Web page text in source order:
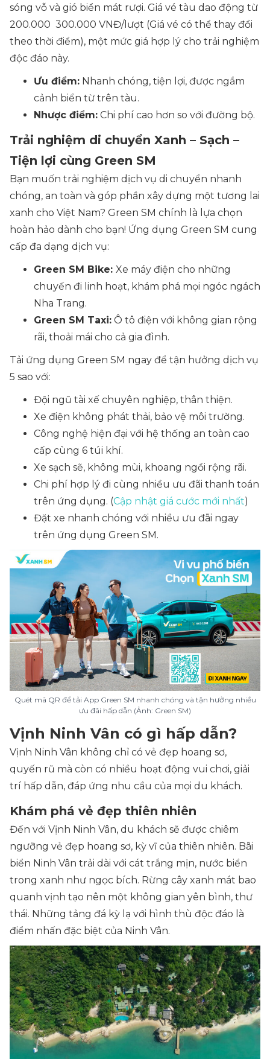
sóng vỗ và gió biển mát rượi. Giá vé tàu dao động từ
200.000 300.000 VNĐ/lượt (Giá vé có thể thay đổi
theo thời điểm), một mức giá hợp lý cho trải nghiệm
độc đáo này.
Ưu điểm: Nhanh chóng, tiện lợi, được ngắm
cảnh biển từ trên tàu.
Nhược điểm: Chi phí cao hơn so với đường bộ.
Trải nghiệm di chuyển Xanh – Sạch –
Tiện lợi cùng Green SM
Bạn muốn trải nghiệm dịch vụ di chuyển nhanh
chóng, an toàn và góp phần xây dựng một tương lai
xanh cho Việt Nam? Green SM chính là lựa chọn
hoàn hảo dành cho bạn! Ứng dụng Green SM cung
cấp đa dạng dịch vụ:
Green SM Bike: Xe máy điện cho những
chuyến đi linh hoạt, khám phá mọi ngóc ngách
Nha Trang.
Green SM Taxi: Ô tô điện với không gian rộng
rãi, thoải mái cho cả gia đình.
Tải ứng dụng Green SM ngay để tận hưởng dịch vụ
5 sao với:
Đội ngũ tài xế chuyên nghiệp, thân thiện.
Xe điện không phát thải, bảo vệ môi trường.
Công nghệ hiện đại với hệ thống an toàn cao
cấp cùng 6 túi khí.
Xe sạch sẽ, không mùi, khoang ngồi rộng rãi.
Chi phí hợp lý đi cùng nhiều ưu đãi thanh toán
trên ứng dụng. (Cập nhật giá cước mới nhất)
Đặt xe nhanh chóng với nhiều ưu đãi ngay
trên ứng dụng Green SM.
Quét mã QR để tải App Green SM nhanh chóng và tận hưởng nhiều
ưu đãi hấp dẫn (Ảnh: Green SM)
Vịnh Ninh Vân có gì hấp dẫn?
Vịnh Ninh Vân không chỉ có vẻ đẹp hoang sơ,
quyến rũ mà còn có nhiều hoạt động vui chơi, giải
trí hấp dẫn, đáp ứng nhu cầu của mọi du khách.
Khám phá vẻ đẹp thiên nhiên
Đến với Vịnh Ninh Vân, du khách sẽ được chiêm
ngưỡng vẻ đẹp hoang sơ, kỳ vĩ của thiên nhiên. Bãi
biển Ninh Vân trải dài với cát trắng mịn, nước biển
trong xanh như ngọc bích. Rừng cây xanh mát bao
quanh vịnh tạo nên một không gian yên bình, thư
thái. Những tảng đá kỳ lạ với hình thù độc đáo là
điểm nhấn đặc biệt của Ninh Vân.